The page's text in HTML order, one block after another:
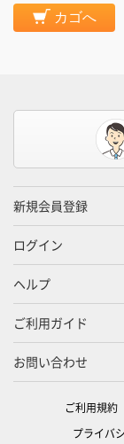
カゴへ
新規会員登録
ログイン
ヘルプ
ご利用ガイド
お問い合わせ
ご利用規約
プライバ